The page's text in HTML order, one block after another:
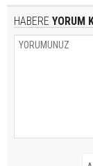
HABERE YORUM